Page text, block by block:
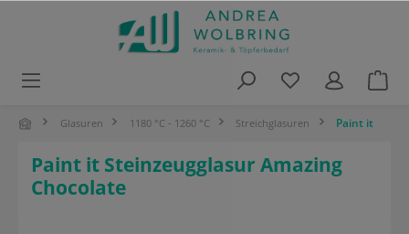
Glasuren 1180 °C - 1260 °C Streichglasuren Paint it
Paint it Steinzeugglasur Amazing
Chocolate